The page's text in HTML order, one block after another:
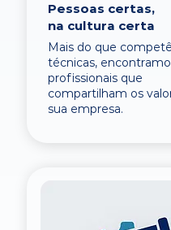
Pessoas certas,
na cultura certa
Mais do que
técnicas,
profissionais que
compartilham os
sua empresa.